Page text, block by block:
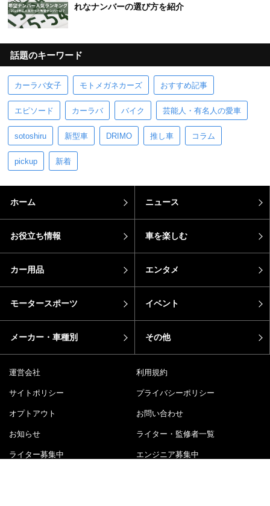
れなナンバーの選び方を紹介
話題のキーワード
カーラバ女子 モトメガネカーズ おすすめ記事
エピソード カーラバ バイク 芸能人・有名人の愛車
sotoshiru 新型車 DRIMO 推し車 コラム
pickup 新着
ホーム ニュース
お役立ち情報 車を楽しむ
カー用品 エンタメ
モータースポーツ イベント
メーカー・車種別 その他
運営会社 利用規約
サイトポリシー プライバシーポリシー
オプトアウト お問い合わせ
お知らせ ライター・監修者一覧
ライター募集中 エンジニア募集中